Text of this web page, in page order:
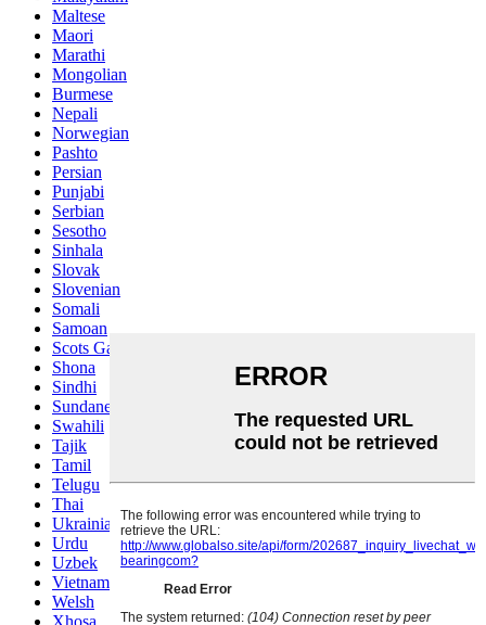
Maltese
Maori
Marathi
Mongolian
Burmese
Nepali
Norwegian
Pashto
Persian
Punjabi
Serbian
Sesotho
Sinhala
Slovak
Slovenian
Somali
Samoan
Scots Gaelic
Shona
Sindhi
Sundanese
Swahili
Tajik
Tamil
Telugu
Thai
Ukrainian
Urdu
Uzbek
Vietnamese
Welsh